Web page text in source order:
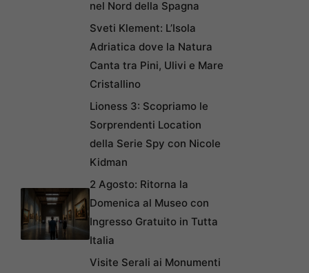
nel Nord della Spagna
Sveti Klement: L’Isola
Adriatica dove la Natura
Canta tra Pini, Ulivi e Mare
Cristallino
Lioness 3: Scopriamo le
Sorprendenti Location
della Serie Spy con Nicole
Kidman
2 Agosto: Ritorna la
Domenica al Museo con
Ingresso Gratuito in Tutta
Italia
Visite Serali ai Monumenti